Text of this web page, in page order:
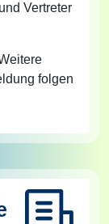
Vertreter
folgen